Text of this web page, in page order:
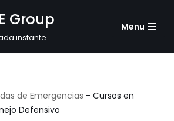
Group
instante
Menu
de Emergencias - Cursos en
Defensivo